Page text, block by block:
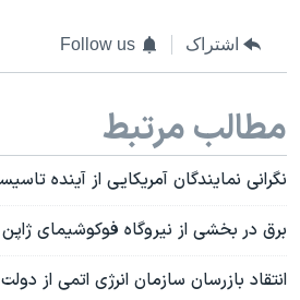
اشتراک Follow us
مطالب مرتبط
نگرانی نمایندگان آمریکایی از آینده
برق در بخشی از نیروگاه فوکوشیمای ژاپن
انتقاد بازرسان سازمان انرژی اتمی از